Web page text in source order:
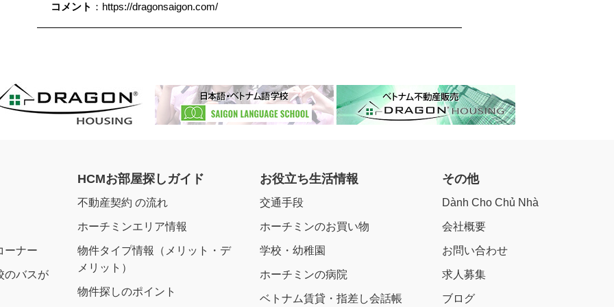
コメント ：https://dragonsaigon.com/
ーナー
のバスが
HCMお部屋探しガイド
不動産契約 の流れ
ホーチミンエリア情報
物件タイプ情報（メリット・デ
メリット）
物件探しのポイント
お役立ち生活情報
交通手段
ホーチミンのお買い物
学校・幼稚園
ホーチミンの病院
ベトナム賃貸・指差し会話帳
その他
Dành Cho Chủ Nhà
会社概要
お問い合わせ
求人募集
ブログ